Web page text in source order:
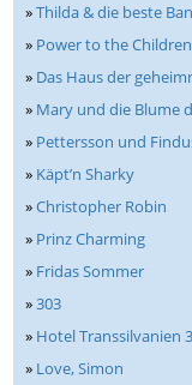
»Thilda & die beste
» Power to the
» Das Haus der
» Mary und die Blume
» Pettersson und
» Käpt’n Sharky
»Christopher Robin
» Prinz Charming
» Fridas Sommer
»303
» Hotel Transsilvanien
» Love, Simon